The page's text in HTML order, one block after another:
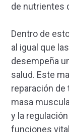
de nutrientes
Dentro de
al igual que
desempeña
salud. Este
reparación
masa
y la
funciones